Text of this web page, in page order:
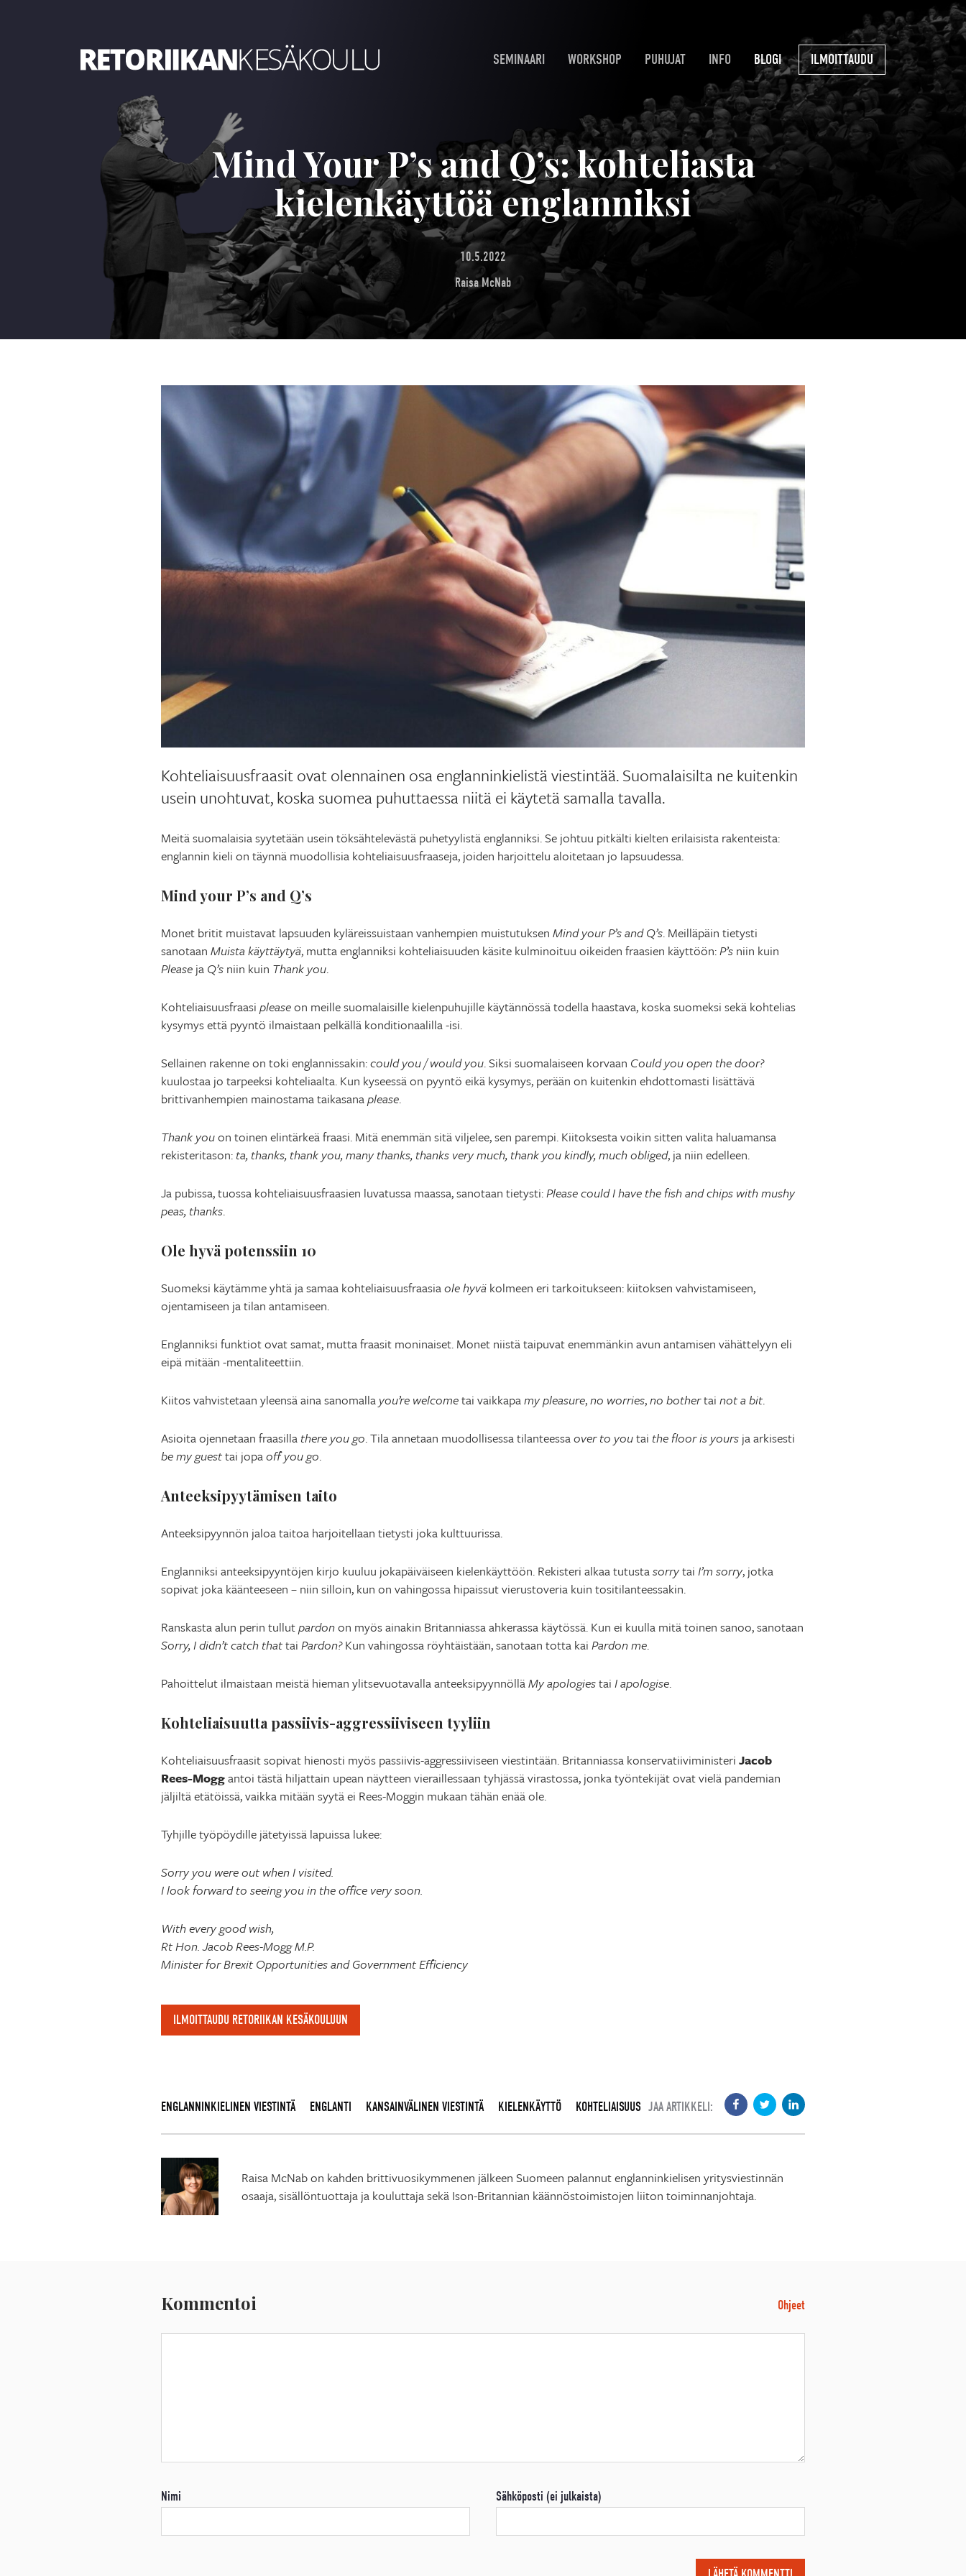
SEMINAARI WORKSHOP PUHUJAT INFO BLOGI ILMOITTAUDU
Mind Your P’s and Q’s: kohteliasta
kielenkäyttöä englanniksi
10.5.2022
Raisa McNab
Kohteliaisuusfraasit ovat olennainen osa englanninkielistä viestintää. Suomalaisilta ne kuitenkin
usein unohtuvat, koska suomea puhuttaessa niitä ei käytetä samalla tavalla.
Meitä suomalaisia syytetään usein töksähtelevästä puhetyylistä englanniksi. Se johtuu pitkälti kielten erilaisista rakenteista:
englannin kieli on täynnä muodollisia kohteliaisuusfraaseja, joiden harjoittelu aloitetaan jo lapsuudessa.
Mind your P’s and Q’s
Monet britit muistavat lapsuuden kyläreissuistaan vanhempien muistutuksen Mind your P’s and Q’s. Meilläpäin tietysti
sanotaan Muista käyttäytyä, mutta englanniksi kohteliaisuuden käsite kulminoituu oikeiden fraasien käyttöön:P’s niin kuin
Please ja Q’s niin kuin Thank you.
Kohteliaisuusfraasi pleaseon meille suomalaisille kielenpuhujille käytännössä todella haastava, koska suomeksi sekä kohtelias
kysymys että pyyntö ilmaistaan pelkällä konditionaalilla -isi.
Sellainen rakenne on toki englannissakin:could you/ would you. Siksi suomalaiseen korvaan Could you open the door?
kuulostaa jo tarpeeksi kohteliaalta. Kun kyseessä on pyyntö eikä kysymys, perään on kuitenkin ehdottomasti lisättävä
brittivanhempien mainostama taikasanaplease.
Thank youon toinen elintärkeä fraasi. Mitä enemmän sitä viljelee, sen parempi. Kiitoksesta voikin sitten valita haluamansa
rekisteritason: ta, thanks, thank you, many thanks, thanks very much, thank you kindly, much obliged, ja niin edelleen.
Ja pubissa, tuossa kohteliaisuusfraasien luvatussa maassa, sanotaan tietysti:Please could I have the fish and chips with mushy
peas, thanks.
Ole hyvä potenssiin 10
Suomeksi käytämme yhtä ja samaa kohteliaisuusfraasiaole hyvä kolmeen eri tarkoitukseen: kiitoksen vahvistamiseen,
ojentamiseen ja tilan antamiseen.
Englanniksi funktiot ovat samat, mutta fraasit moninaiset. Monet niistä taipuvat enemmänkin avun antamisen vähättelyyn eli
eipä mitään -mentaliteettiin.
Kiitos vahvistetaan yleensä aina sanomalla you’re welcometai vaikkapamy pleasure,no worries,no bothertai not a bit.
Asioita ojennetaan fraasilla there you go. Tila annetaan muodollisessa tilanteessaover to youtai the floor is yours ja arkisesti
be my guesttai jopaoff you go.
Anteeksipyytämisen taito
Anteeksipyynnön jaloa taitoa harjoitellaan tietysti joka kulttuurissa.
Englanniksi anteeksipyyntöjen kirjo kuuluu jokapäiväiseen kielenkäyttöön. Rekisteri alkaa tutustasorrytai I’m sorry, jotka
sopivat joka käänteeseen – niin silloin, kun on vahingossa hipaissut vierustoveria kuin tositilanteessakin.
Ranskasta alun perin tullutpardonon myös ainakin Britanniassa ahkerassa käytössä. Kun ei kuulla mitä toinen sanoo, sanotaan
Sorry, I didn’t catch thattai Pardon?Kun vahingossa röyhtäistään, sanotaan totta kai Pardon me.
Pahoittelut ilmaistaan meistä hieman ylitsevuotavalla anteeksipyynnölläMy apologiestai I apologise.
Kohteliaisuutta passiivis-aggressiiviseen tyyliin
Kohteliaisuusfraasit sopivat hienosti myös passiivis-aggressiiviseen viestintään. Britanniassa konservatiiviministeri Jacob
Rees-Moggantoi tästä hiljattain upean näytteen vieraillessaan tyhjässä virastossa, jonka työntekijät ovat vielä pandemian
jäljiltä etätöissä, vaikka mitään syytä ei Rees-Moggin mukaan tähän enää ole.
Tyhjille työpöydille jätetyissä lapuissa lukee:
Sorry you were out when I visited.
I look forward to seeing you in the office very soon.
With every good wish,
Rt Hon. Jacob Rees-Mogg M.P.
Minister for Brexit Opportunities and Government Efficiency
ILMOITTAUDU RETORIIKAN KESÄKOULUUN
ENGLANNINKIELINEN VIESTINTÄ ENGLANTI KANSAINVÄLINEN VIESTINTÄ KIELENKÄYTTÖ KOHTELIAISUUS JAA ARTIKKELI:
Raisa McNab on kahden brittivuosikymmenen jälkeen Suomeen palannut englanninkielisen yritysviestinnän
osaaja, sisällöntuottaja ja kouluttaja sekä Ison-Britannian käännöstoimistojen liiton toiminnanjohtaja.
Kommentoi Ohjeet
Nimi Sähköposti (ei julkaista)